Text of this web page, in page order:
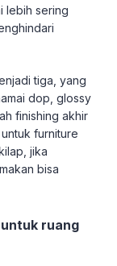
lebih sering
tiga, yang
dop, glossy
finishing akhir
furniture
jika
bisa
ruang